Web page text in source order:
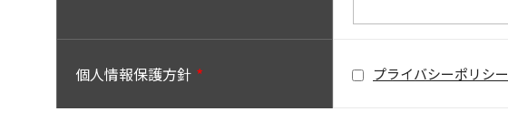
個人情報保護方針 プライバシーポリシー